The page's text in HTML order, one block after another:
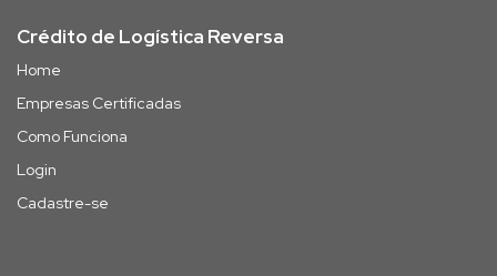
Crédito de Logística Reversa
Home
Empresas Certificadas
Como Funciona
Login
Cadastre-se